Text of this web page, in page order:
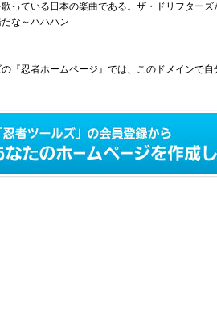
っている日本の楽曲である。ザ・ドリフター
な～ハハハン
『忍者ホームページ』では、このドメインで